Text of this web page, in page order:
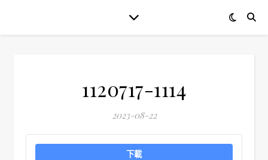
1120717-1114
2023-08-22
下載